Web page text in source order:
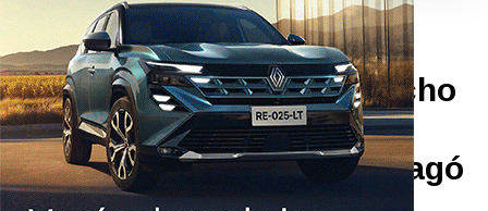
¡FORTUNA! | 25/05/2026
¡Locura! El insólito capricho
de Wanda Nara tras los
Martín Fierro por el que pagó